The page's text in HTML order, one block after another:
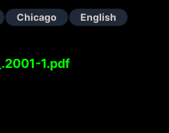
Chicago English
1.pdf